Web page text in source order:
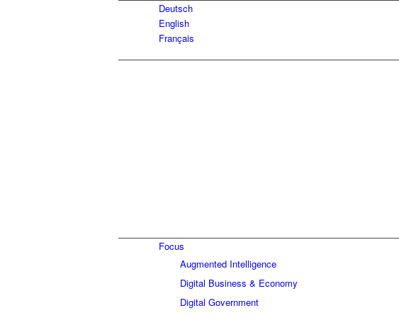
Deutsch
English
Français
Focus
Augmented Intelligence
Digital Business & Economy
Digital Government